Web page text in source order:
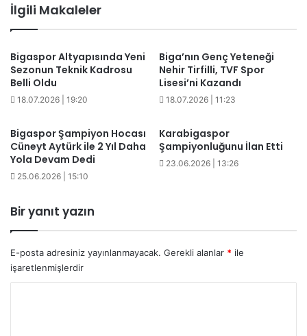
İlgili Makaleler
Bigaspor Altyapısında Yeni
Sezonun Teknik Kadrosu
Belli Oldu
18.07.2026 | 19:20
Biga’nın Genç Yeteneği
Nehir Tirfilli, TVF Spor
Lisesi’ni Kazandı
18.07.2026 | 11:23
Bigaspor Şampiyon Hocası
Cüneyt Aytürk ile 2 Yıl Daha
Yola Devam Dedi
25.06.2026 | 15:10
Karabigaspor
Şampiyonluğunu İlan Etti
23.06.2026 | 13:26
Bir yanıt yazın
E-posta adresiniz yayınlanmayacak. Gerekli alanlar * ile
işaretlenmişlerdir